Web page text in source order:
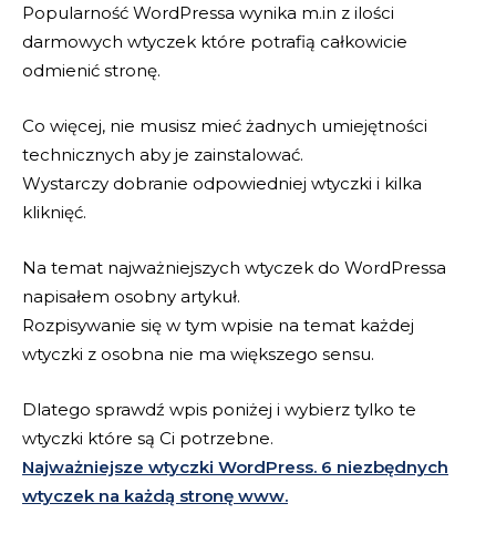
Popularność WordPressa wynika m.in z ilości
darmowych wtyczek które potrafią całkowicie
odmienić stronę.
Co więcej, nie musisz mieć żadnych umiejętności
technicznych aby je zainstalować.
Wystarczy dobranie odpowiedniej wtyczki i kilka
kliknięć.
Na temat najważniejszych wtyczek do WordPressa
napisałem osobny artykuł.
Rozpisywanie się w tym wpisie na temat każdej
wtyczki z osobna nie ma większego sensu.
Dlatego sprawdź wpis poniżej i wybierz tylko te
wtyczki które są Ci potrzebne.
Najważniejsze wtyczki WordPress. 6 niezbędnych
wtyczek na każdą stronę www.